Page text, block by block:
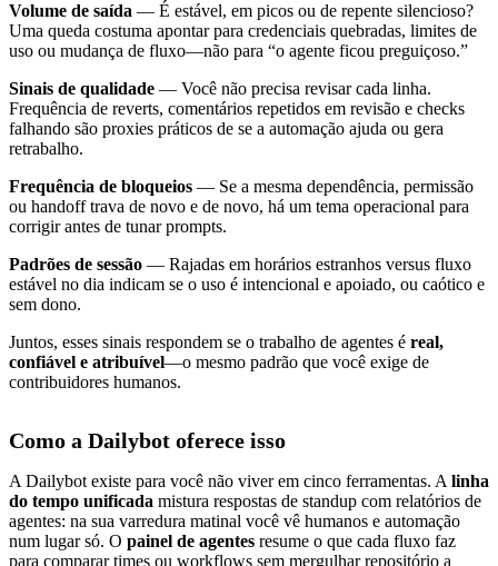
Volume de saída — É estável, em picos ou de repente silencioso?
Uma queda costuma apontar para credenciais quebradas, limites de
uso ou mudança de fluxo—não para “o agente ficou preguiçoso.”
Sinais de qualidade — Você não precisa revisar cada linha.
Frequência de reverts, comentários repetidos em revisão e checks
falhando são proxies práticos de se a automação ajuda ou gera
retrabalho.
Frequência de bloqueios — Se a mesma dependência, permissão
ou handoff trava de novo e de novo, há um tema operacional para
corrigir antes de tunar prompts.
Padrões de sessão — Rajadas em horários estranhos versus fluxo
estável no dia indicam se o uso é intencional e apoiado, ou caótico e
sem dono.
Juntos, esses sinais respondem se o trabalho de agentes é real,
confiável e atribuível—o mesmo padrão que você exige de
contribuidores humanos.
Como a Dailybot oferece isso
A Dailybot existe para você não viver em cinco ferramentas. Alinha
do tempo unificada mistura respostas de standup com relatórios de
agentes: na sua varredura matinal você vê humanos e automação
num lugar só. O painel de agentes resume o que cada fluxo faz
para comparar times ou workflows sem mergulhar repositório a